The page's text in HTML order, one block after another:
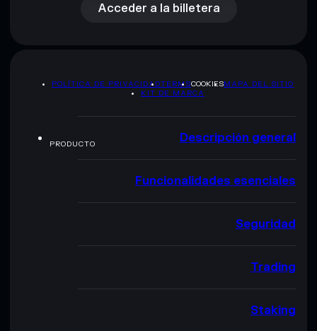
Acceder a la billetera
POLÍTICA DE PRIVACIDADTERMSCOOKIESMAPA DEL SITIO
KIT DE MARCA
PRODUCTO Descripción general
Funcionalidades esenciales
Seguridad
Trading
Staking